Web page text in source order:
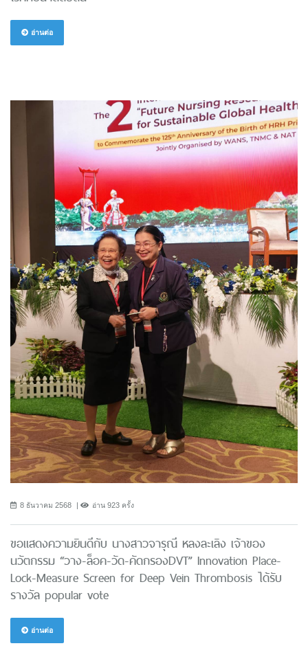
อ่านต่อ
8 ธันวาคม 2568 อ่าน 923 ครั้ง
ขอแสดงความยินดีกับ นางสาวจารุณี หลงละเลิง เจ้าของ
นวัตกรรม “วาง-ล็อค-วัด-คัดกรองDVT” Innovation Place-
Lock-Measure Screen for Deep Vein Thrombosis ได้รับ
รางวัล popular vote
อ่านต่อ